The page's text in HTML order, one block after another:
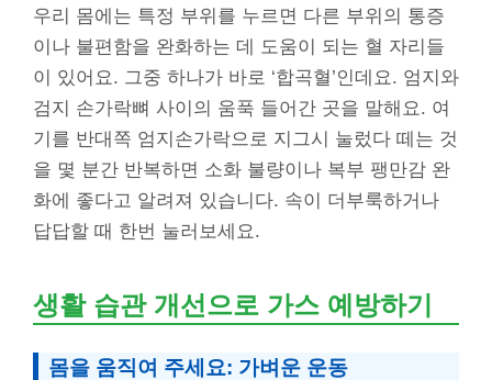
우리 몸에는 특정 부위를 누르면 다른 부위의 통증
이나 불편함을 완화하는 데 도움이 되는 혈 자리들
이 있어요. 그중 하나가 바로 ‘합곡혈’인데요. 엄지와
검지 손가락뼈 사이의 움푹 들어간 곳을 말해요. 여
기를 반대쪽 엄지손가락으로 지그시 눌렀다 떼는 것
을 몇 분간 반복하면 소화 불량이나 복부 팽만감 완
화에 좋다고 알려져 있습니다. 속이 더부룩하거나
답답할 때 한번 눌러보세요.
생활 습관 개선으로 가스 예방하기
몸을 움직여 주세요: 가벼운 운동